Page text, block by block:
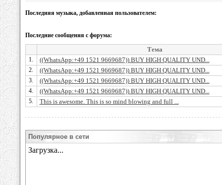
Последняя музыка, добавленная пользователем:
Последние сообщения с форума:
Тема
1. ((WhatsApp:+49 1521 9669687)) BUY HIGH QUALITY UND...
2. ((WhatsApp:+49 1521 9669687)) BUY HIGH QUALITY UND...
3. ((WhatsApp:+49 1521 9669687)) BUY HIGH QUALITY UND...
4. ((WhatsApp:+49 1521 9669687)) BUY HIGH QUALITY UND...
5. This is awesome. This is so mind blowing and full ...
Популярное в сети